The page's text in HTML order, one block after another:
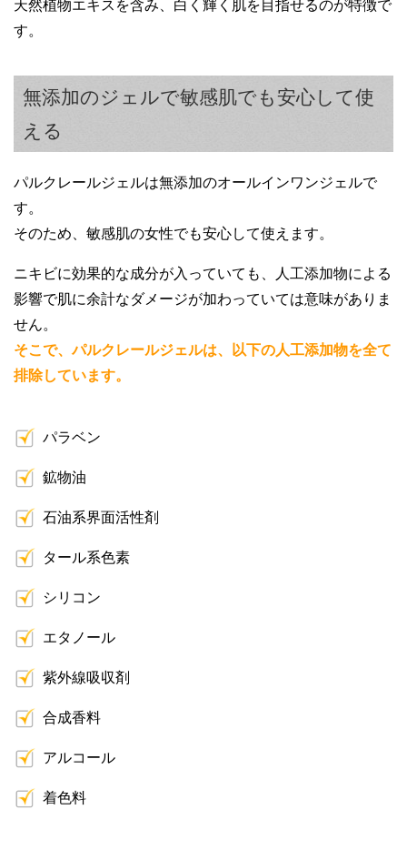
天然植物エキスを含み、白く輝く肌を目指せるのが特徴で
す。
無添加のジェルで敏感肌でも安心して使
える
パルクレールジェルは無添加のオールインワンジェルで
す。
そのため、敏感肌の女性でも安心して使えます。
ニキビに効果的な成分が入っていても、人工添加物による
影響で肌に余計なダメージが加わっていては意味がありま
せん。
そこで、パルクレールジェルは、以下の人工添加物を全て
排除しています。
パラベン
鉱物油
石油系界面活性剤
タール系色素
シリコン
エタノール
紫外線吸収剤
合成香料
アルコール
着色料